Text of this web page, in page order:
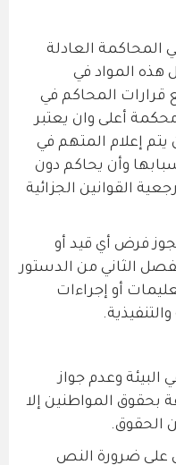
المحاكمة العادلة
هذه المواد في
قرارات المحاكم في
أعلى وان يعتبر
يتم إعلام المتهم في
وأن يحاكم دون
القوانين الجزائية
فرض أي قيد أو
الثاني من الدستور
أو إجراءات
وعدم جواز
المواطنين إلا
الحقوق.
على ضرورة النص